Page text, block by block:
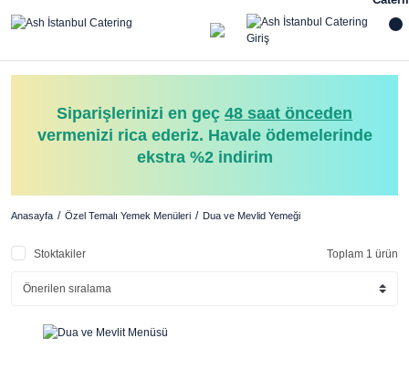
Siparişlerinizi en geç 48 saat önceden
vermenizi rica ederiz. Havale ödemelerinde
ekstra %2 indirim
Anasayfa Özel Temalı Yemek Menüleri Dua ve Mevlid Yemeği
Stoktakiler Toplam 1 ürün